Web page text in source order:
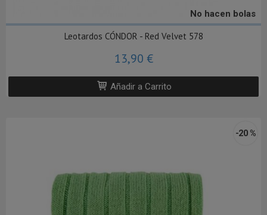
No hacen bolas
Leotardos CÓNDOR - Red Velvet 578
13,90 €
Añadir a Carrito
-20 %